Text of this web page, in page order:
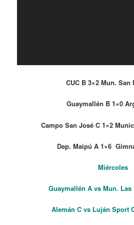
CUC B 3×2 Mun. San
Guaymallén B 1×0
Campo San José C 1×2
Dep. Maipú A 1×6
Miércoles
Guaymallén A vs Mun. Las
Alemán C vs Luján Sport